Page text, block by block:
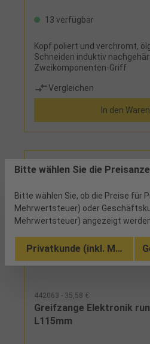
13 verfügbar
Kopf poliert und verchromt,
Schneiden induktiv
Zweikomponenten-Griff
Vergleichen
In den
442063 - 35,58 €
Greifzange Elektronik
L115mm
Bitte wählen Sie die
Bitte wählen Sie, ob die Preise für
Mehrwertsteuer) oder
Mehrwertsteuer) angezeigt
Privatkunde (inkl. MwSt.)